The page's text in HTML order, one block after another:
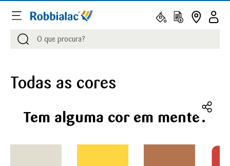
Procurar
Procurar
Todas as cores
Tem alguma cor em mente?